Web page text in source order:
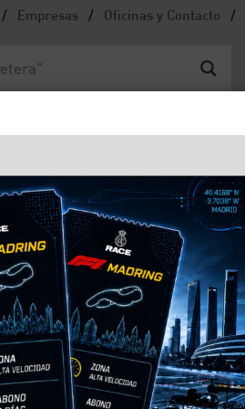
/ Empresas / Oficinas y Contacto /
vial